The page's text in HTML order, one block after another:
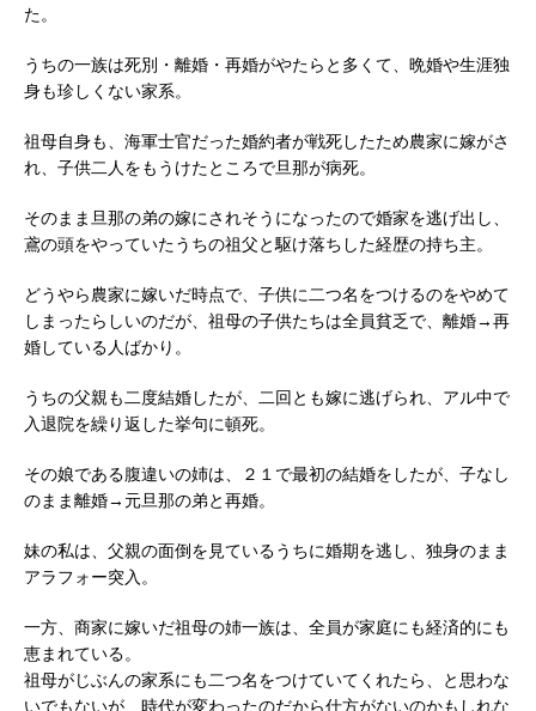
た。
うちの一族は死別・離婚・再婚がやたらと多くて、晩婚や生涯独
身も珍しくない家系。
祖母自身も、海軍士官だった婚約者が戦死したため農家に嫁がさ
れ、子供二人をもうけたところで旦那が病死。
そのまま旦那の弟の嫁にされそうになったので婚家を逃げ出し、
鳶の頭をやっていたうちの祖父と駆け落ちした経歴の持ち主。
どうやら農家に嫁いだ時点で、子供に二つ名をつけるのをやめて
しまったらしいのだが、祖母の子供たちは全員貧乏で、離婚→再
婚している人ばかり。
うちの父親も二度結婚したが、二回とも嫁に逃げられ、アル中で
入退院を繰り返した挙句に頓死。
その娘である腹違いの姉は、２１で最初の結婚をしたが、子なし
のまま離婚→元旦那の弟と再婚。
妹の私は、父親の面倒を見ているうちに婚期を逃し、独身のまま
アラフォー突入。
一方、商家に嫁いだ祖母の姉一族は、全員が家庭にも経済的にも
恵まれている。
祖母がじぶんの家系にも二つ名をつけていてくれたら、と思わな
いでもないが、時代が変わったのだから仕方がないのかもしれな